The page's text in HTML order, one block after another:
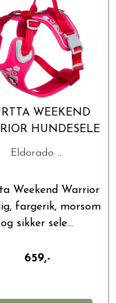
WEEKEND
HUNDESELE
Eldorado ...
Weekend Warrior
fargerik, morsom
og sikker sele...
659,-